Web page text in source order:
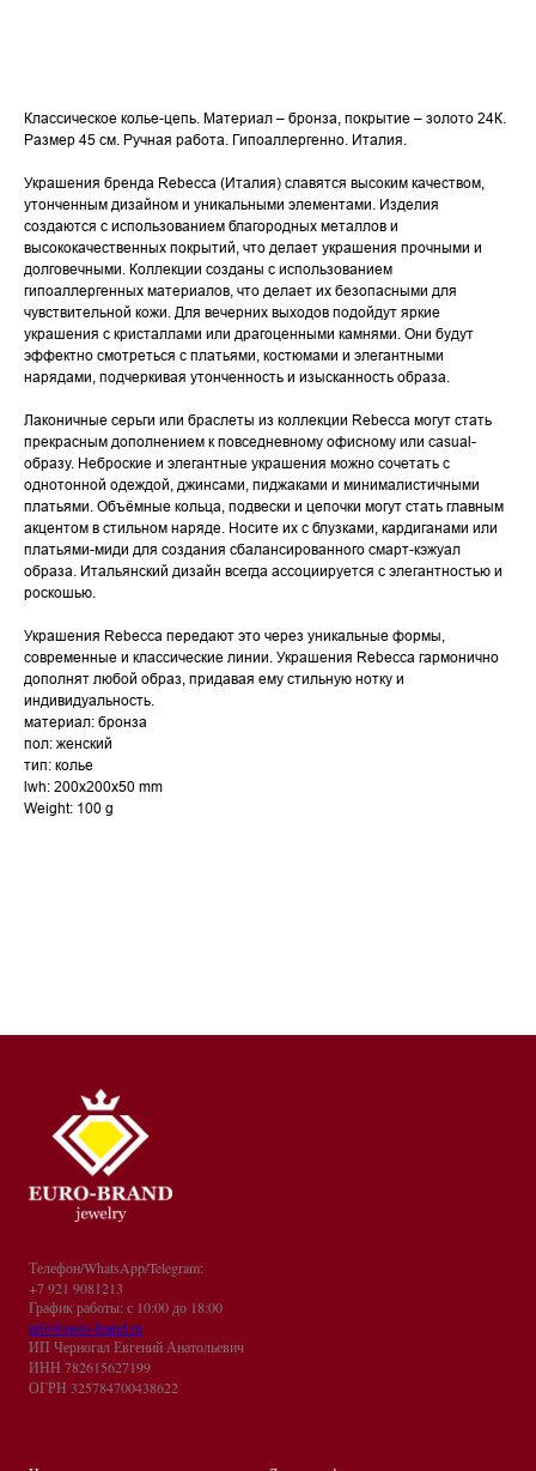
Классическое колье-цепь. Материал – бронза, покрытие – золото 24К.
Размер 45 см. Ручная работа. Гипоаллергенно. Италия.
Украшения бренда Rebecca (Италия) славятся высоким качеством,
утонченным дизайном и уникальными элементами. Изделия
создаются с использованием благородных металлов и
высококачественных покрытий, что делает украшения прочными и
долговечными. Коллекции созданы с использованием
гипоаллергенных материалов, что делает их безопасными для
чувствительной кожи. Для вечерних выходов подойдут яркие
украшения с кристаллами или драгоценными камнями. Они будут
эффектно смотреться с платьями, костюмами и элегантными
нарядами, подчеркивая утонченность и изысканность образа.
Лаконичные серьги или браслеты из коллекции Rebecca могут стать
прекрасным дополнением к повседневному офисному или casual-
образу. Неброские и элегантные украшения можно сочетать с
однотонной одеждой, джинсами, пиджаками и минималистичными
платьями. Объёмные кольца, подвески и цепочки могут стать главным
акцентом в стильном наряде. Носите их с блузками, кардиганами или
платьями-миди для создания сбалансированного смарт-кэжуал
образа. Итальянский дизайн всегда ассоциируется с элегантностью и
роскошью.
Украшения Rebecca передают это через уникальные формы,
современные и классические линии. Украшения Rebecca гармонично
дополнят любой образ, придавая ему стильную нотку и
индивидуальность.
материал: бронза
пол: женский
тип: колье
lwh: 200x200x50 mm
Weight: 100 g
Телефон/WhatsApp/Telegram:
+7 921 9081213
График работы: с 10:00 до 18:00
info@euro-brand.ru
ИП Черногал Евгений Анатольевич
ИНН 782615627199
ОГРН 325784700438622